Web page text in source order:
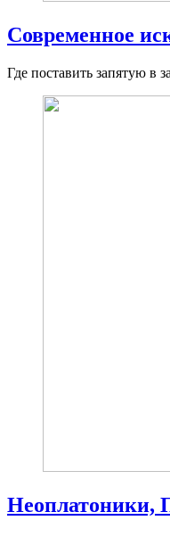
Современное
Где поставить запятую в
Неоплатоники,